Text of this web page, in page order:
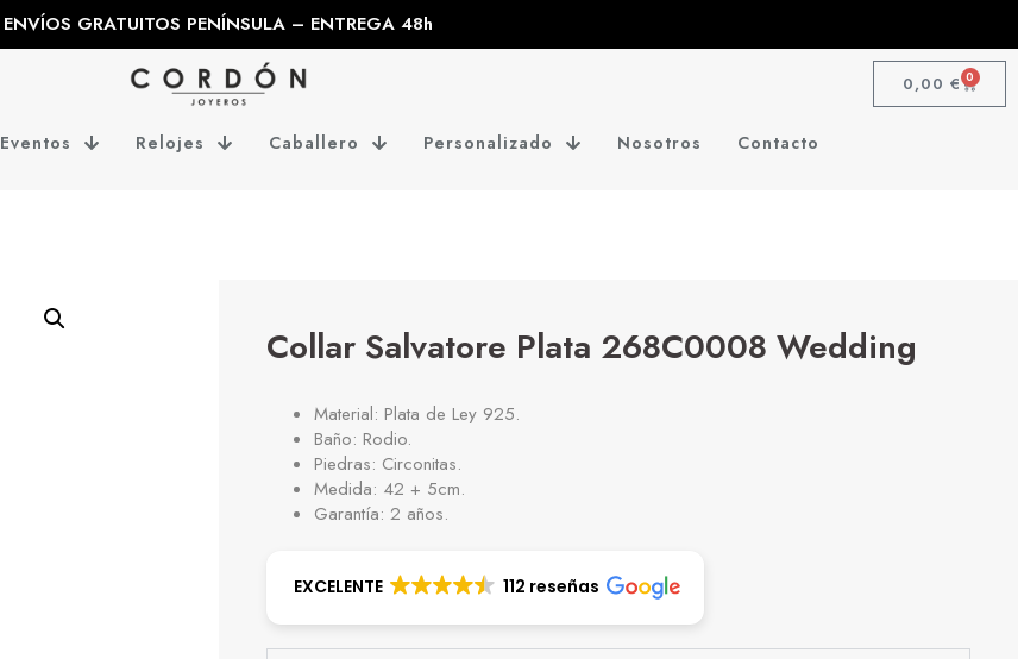
ENVÍOS GRATUITOS PENÍNSULA – ENTREGA 48h
0,00 € 0
Eventos Relojes Caballero Personalizado Nosotros Contacto
Collar Salvatore Plata 268C0008 Wedding
Material: Plata de Ley 925.
Baño: Rodio.
Piedras: Circonitas.
Medida: 42 + 5cm.
Garantía: 2 años.
EXCELENTE 112 reseñas